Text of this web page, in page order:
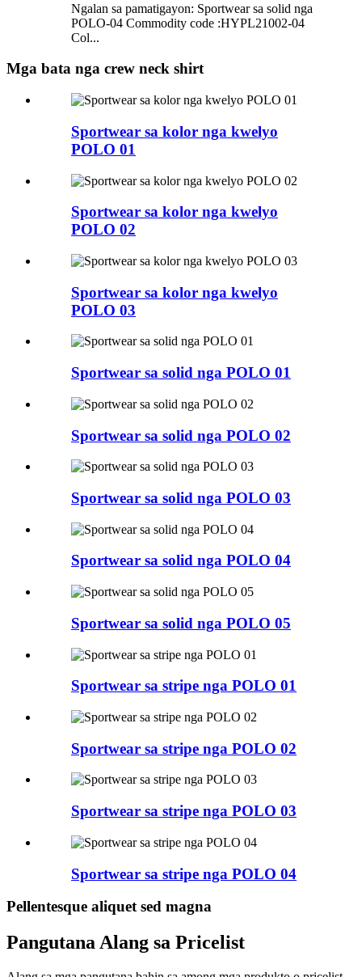
Ngalan sa pamatigayon: Sportwear sa solid nga
POLO-04 Commodity code :HYPL21002-04
Col...
Mga bata nga crew neck shirt
Sportwear sa kolor nga kwelyo
POLO 01
Sportwear sa kolor nga kwelyo
POLO 02
Sportwear sa kolor nga kwelyo
POLO 03
Sportwear sa solid nga POLO 01
Sportwear sa solid nga POLO 02
Sportwear sa solid nga POLO 03
Sportwear sa solid nga POLO 04
Sportwear sa solid nga POLO 05
Sportwear sa stripe nga POLO 01
Sportwear sa stripe nga POLO 02
Sportwear sa stripe nga POLO 03
Sportwear sa stripe nga POLO 04
Pellentesque aliquet sed magna
Pangutana Alang sa Pricelist